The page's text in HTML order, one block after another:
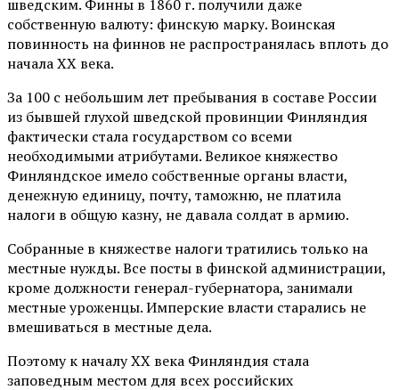
шведским. Финны в 1860 г. получили даже
собственную валюту: финскую марку. Воинская
повинность на финнов не распространялась вплоть до
начала ХХ века.
За 100 с небольшим лет пребывания в составе России
из бывшей глухой шведской провинции Финляндия
фактически стала государством со всеми
необходимыми атрибутами. Великое княжество
Финляндское имело собственные органы власти,
денежную единицу, почту, таможню, не платила
налоги в общую казну, не давала солдат в армию.
Собранные в княжестве налоги тратились только на
местные нужды. Все посты в финской администрации,
кроме должности генерал-губернатора, занимали
местные уроженцы. Имперские власти старались не
вмешиваться в местные дела.
Поэтому к началу ХХ века Финляндия стала
заповедным местом для всех российских